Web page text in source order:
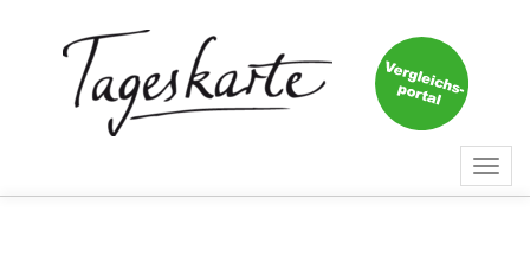
Keine Nachricht mehr
verpassen!